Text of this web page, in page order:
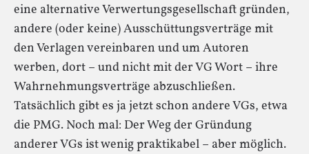
eine alternative Verwertungsgesellschaft gründen,
andere (oder keine) Ausschüttungsverträge mit
den Verlagen vereinbaren und um Autoren
werben, dort – und nicht mit der VG Wort – ihre
Wahrnehmungsverträge abzuschließen.
Tatsächlich gibt es ja jetzt schon andere VGs, etwa
die PMG. Noch mal: Der Weg der Gründung
anderer VGs ist wenig praktikabel – aber möglich.